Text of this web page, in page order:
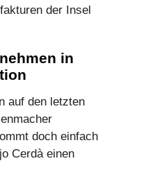
der Insel
in
auf den letzten
doch einfach
Cerdà einen